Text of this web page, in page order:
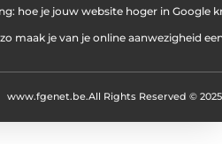
hoe je jouw website hoger in Google
maak je van je online aanwezigheid
All Rights Reserved © 2025
www.fgenet.be.